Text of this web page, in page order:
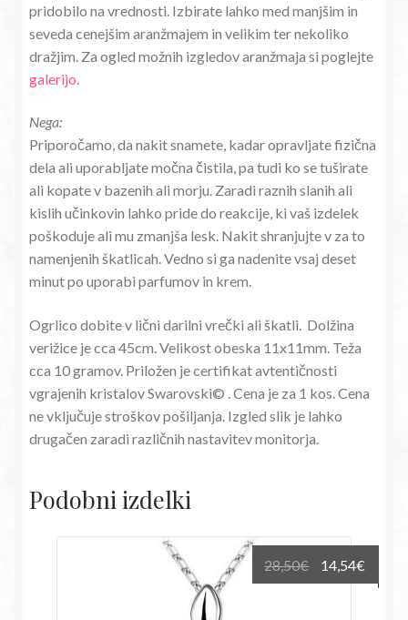
pridobilo na vrednosti. Izbirate lahko med manjšim in
seveda cenejšim aranžmajem in velikim ter nekoliko
dražjim. Za ogled možnih izgledov aranžmaja si poglejte
galerijo
Nega:
Priporočamo, da nakit snamete, kadar opravljate fizična
dela ali uporabljate močna čistila, pa tudi ko se tuširate
ali kopate v bazenih ali morju. Zaradi raznih slanih ali
kislih učinkovin lahko pride do reakcije, ki vaš izdelek
poškoduje ali mu zmanjša lesk. Nakit shranjujte v za to
namenjenih škatlicah. Vedno si ga nadenite vsaj deset
minut po uporabi parfumov in krem.
Ogrlico dobite v lični darilni vrečki ali škatli. Dolžina
verižice je cca 45cm. Velikost obeska 11x11mm. Teža
cca 10 gramov. Priložen je certifikat avtentičnosti
vgrajenih kristalov Swarovski© . Cena je za 1 kos. Cena
ne vključuje stroškov pošiljanja. Izgled slik je lahko
drugačen zaradi različnih nastavitev monitorja.
Podobni izdelki
28,50€
Izvirna
cena
14,54€
cena